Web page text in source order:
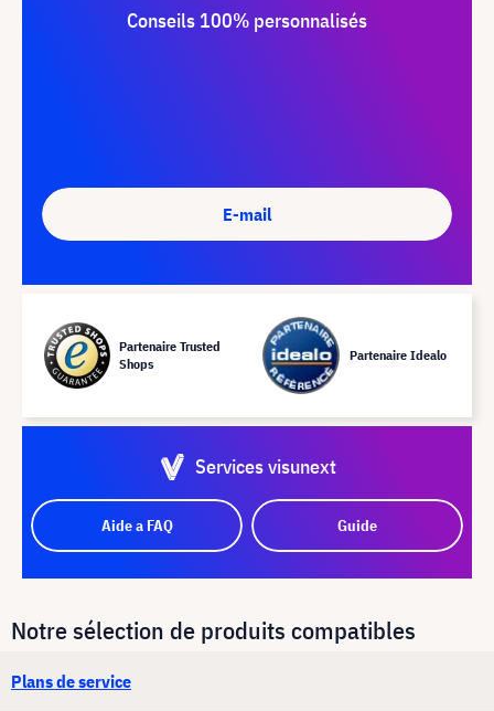
Conseils 100% personnalisés
E-mail
Partenaire Trusted
Shops
Partenaire Idealo
Services visunext
Aide a FAQ Guide
Notre sélection de produits compatibles
Plans de service